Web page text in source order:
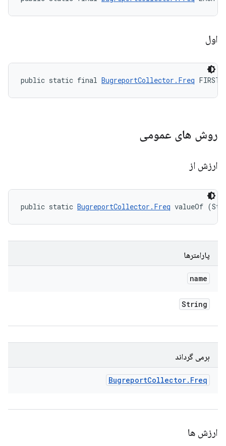
اول
public static final BugreportCollector.Freq FIRST
روش های عمومی
ارزش از
public static BugreportCollector.Freq valueOf
پارامترها
name
String
برمی گرداند
BugreportCollector. Freq
ارزش ها